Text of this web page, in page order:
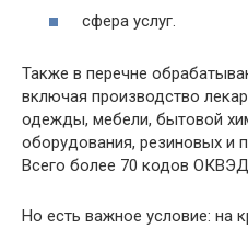
сфера услуг.
Также в перечне
включая производство
одежды, мебели, бытовой
оборудования, резиновых и
Всего более 70 кодов
Но есть важное условие: на